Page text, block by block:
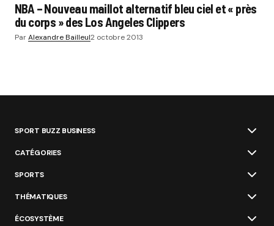
NBA – Nouveau maillot alternatif bleu ciel et « près
du corps » des Los Angeles Clippers
ParAlexandre Bailleul2 octobre 2013
SPORT BUZZ BUSINESS
CATÉGORIES
SPORTS
THÉMATIQUES
ÉCOSYSTÈME